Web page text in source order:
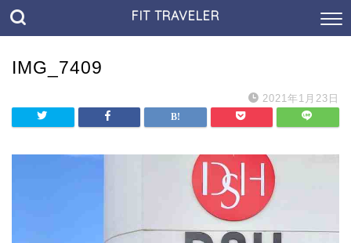
FIT TRAVELER
IMG_7409
2021年1月23日